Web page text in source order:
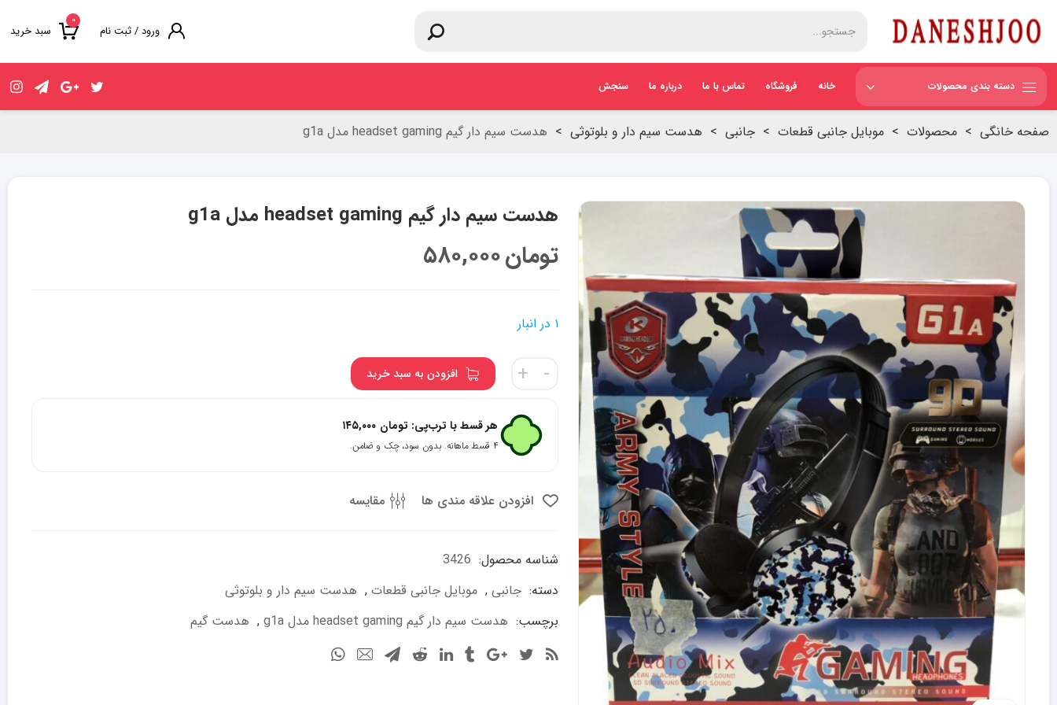
۰
سبد خرید ورود / ثبت نام
دسته بندی محصولات خانه فروشگاه تماس با ما درباره ما سنجش
صفحه خانگی > محصولات > موبایل جانبی قطعات > جانبی > هدست سیم دار و بلوتوثی > هدست سیم دار گیم headset gaming مدل g1a
هدست سیم دار گیم headset gaming مدل g1a
۵۸۰,۰۰۰تومان
۱ در انبار
-
هدست
سیم
گیم
headset
gaming
g1a
+ افزودن به سبد خرید
هر قسط با ترب‌پی: ۱۴۵,۰۰۰ تومان
۴ قسط ماهانه. بدون سود، چک و ضامن.
افزودن علاقه مندی ها مقایسه
شناسه محصول: 3426
دسته: جانبی , موبایل جانبی قطعات , هدست سیم دار و بلوتوثی
برچسب: هدست سیم دار گیم headset gaming مدل g1a , هدست گیم